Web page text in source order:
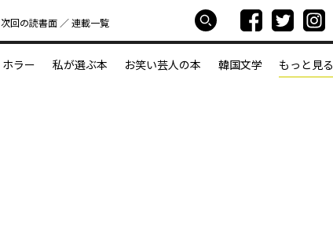
次回の読書⾯ 連載一覧
ホラー 私が選ぶ本 お笑い芸人の本 韓国文学 もっと見る